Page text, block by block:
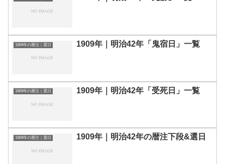
1909年の暦注｜選日 1909年｜明治42年「鬼宿日」一覧
1909年の暦注｜選日 1909年｜明治42年「受死日」一覧
1909年の暦注｜選日 1909年｜明治42年の暦注下段&選日